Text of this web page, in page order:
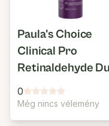
Paula's Choice
Clinical Pro
Retinaldehyde
Retinoid
0
Még nincs vélemény